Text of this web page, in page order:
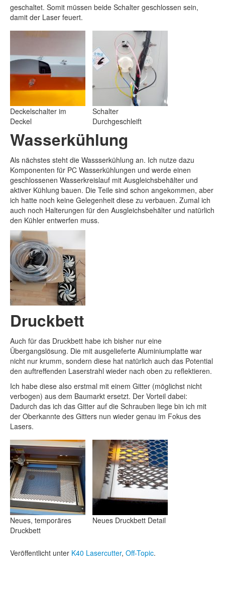
geschaltet. Somit müssen beide Schalter geschlossen sein,
damit der Laser feuert.
Deckelschalter im
Deckel
Schalter
Durchgeschleift
Wasserkühlung
Als nächstes steht die Wassserkühlung an. Ich nutze dazu
Komponenten für PC Wasserkühlungen und werde einen
geschlossenen Wasserkreislauf mit Ausgleichsbehälter und
aktiver Kühlung bauen. Die Teile sind schon angekommen, aber
ich hatte noch keine Gelegenheit diese zu verbauen. Zumal ich
auch noch Halterungen für den Ausgleichsbehälter und natürlich
den Kühler entwerfen muss.
Druckbett
Auch für das Druckbett habe ich bisher nur eine
Übergangslösung. Die mit ausgelieferte Aluminiumplatte war
nicht nur krumm, sondern diese hat natürlich auch das Potential
den auftreffenden Laserstrahl wieder nach oben zu reflektieren.
Ich habe diese also erstmal mit einem Gitter (möglichst nicht
verbogen) aus dem Baumarkt ersetzt. Der Vorteil dabei:
Dadurch das ich das Gitter auf die Schrauben liege bin ich mit
der Oberkannte des Gitters nun wieder genau im Fokus des
Lasers.
Neues, temporäres
Druckbett
Neues Druckbett Detail
Veröffentlicht unter K40 Lasercutter, Off-Topic.